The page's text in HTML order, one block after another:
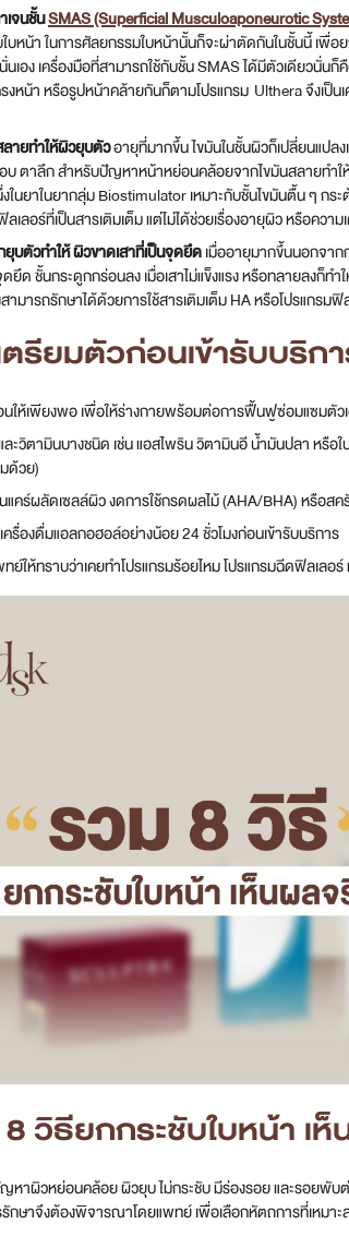
เจนชั้นSMAS (Superficial Musculoaponeurotic
บหน้า ในการศัลยกรรมใบหน้านั้นก็จะผ่าตัดกันในชั้นนี้ เพื่อ
เอง เครื่องมือที่สามารถใช้กับชั้น SMAS ได้มีตัวเดียวนั่น
งหน้า หรือรูปหน้าคล้ายกันก็ตามโปรแกรม Ulthera จึงเป็
ลายทำให้ผิวยุบตัวอายุที่มากขึ้น ไขมันในชั้นผิวก็เปลี่ยนแปล
บ ตาลึก สำหรับปัญหาหน้าหย่อนคล้อยจากไขมันสลายทำใ
ในยาในยากลุ่ม Biostimulator เหมาะกับชั้นไขมันตื้น ๆ กร
เลอร์ที่เป็นสารเติมเต็ม แต่ไม่ได้ช่วยเรื่องอายุผิว หรือควา
ยุบตัวทำให้ ผิวขาดเสาที่เป็นจุดยึดเมื่ออายุมากขึ้นนอกจา
ยึด ชั้นกระดูกกร่อนลง เมื่อเสาไม่แข็งแรง หรือทลายลงก็
ามารถรักษาได้ด้วยการใช้สารเติมเต็ม HA หรือโปรแกรม
ตรียมตัวก่อนเข้ารับบริก
ให้เพียงพอ เพื่อให้ร่างกายพร้อมต่อการฟื้นฟูซ่อมแซมตัว
ะวิตามินบางชนิด เช่น แอสไพริน วิตามินอี น้ำมันปลา หรือ
ด้วย)
แคร์ผลัดเซลล์ผิว งดการใช้กรดผลไม้ (AHA/BHA) หรือส
รื่องดื่มแอลกอฮอล์อย่างน้อย 24 ชั่วโมงก่อนเข้ารับบริการ
ย์ให้ทราบว่าเคยทำโปรแกรมร้อยไหม โปรแกรมฉีดฟิลเ
วิธียกกระชับใบหน้า เ
หาผิวหย่อนคล้อย ผิวยุบ ไม่กระชับ มีร่องรอย และรอย
กษาจึงต้องพิจารณาโดยแพทย์ เพื่อเลือกหัตถการที่เหมา